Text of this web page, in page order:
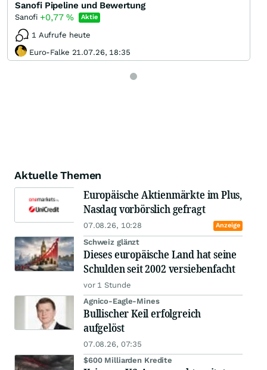
Sanofi Pipeline und Bewertung
Sanofi +0,77% Aktie
1 Aufrufe heute
Euro-Falke 21.07.26, 18:35
Aktuelle Themen
Europäische Aktienmärkte im Plus,
Nasdaq vorbörslich gefragt
07.08.26, 10:28 Anzeige
Schweiz glänzt
Dieses europäische Land hat seine
Schulden seit 2002 versiebenfacht
vor 1 Stunde
Agnico-Eagle-Mines
Bullischer Keil erfolgreich
aufgelöst
07.08.26, 07:35
$600 Milliarden Kredite